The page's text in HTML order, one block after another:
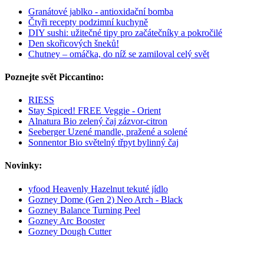
Granátové jablko - antioxidační bomba
Čtyři recepty podzimní kuchyně
DIY sushi: užitečné tipy pro začátečníky a pokročilé
Den skořicových šneků!
Chutney – omáčka, do níž se zamiloval celý svět
Poznejte svět Piccantino:
RIESS
Stay Spiced! FREE Veggie - Orient
Alnatura Bio zelený čaj zázvor-citron
Seeberger Uzené mandle, pražené a solené
Sonnentor Bio světelný třpyt bylinný čaj
Novinky:
yfood Heavenly Hazelnut tekuté jídlo
Gozney Dome (Gen 2) Neo Arch - Black
Gozney Balance Turning Peel
Gozney Arc Booster
Gozney Dough Cutter